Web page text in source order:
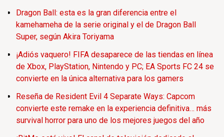
Dragon Ball: esta es la gran diferencia entre el
kamehameha de la serie original y el de Dragon Ball
Super, según Akira Toriyama
¡Adiós vaquero! FIFA desaparece de las tiendas en línea
de Xbox, PlayStation, Nintendo y PC; EA Sports FC 24 se
convierte en la única alternativa para los gamers
Reseña de Resident Evil 4 Separate Ways: Capcom
convierte este remake en la experiencia definitiva… más
survival horror para uno de los mejores juegos del año